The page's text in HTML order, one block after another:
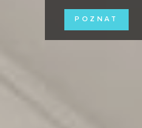
POZNAT